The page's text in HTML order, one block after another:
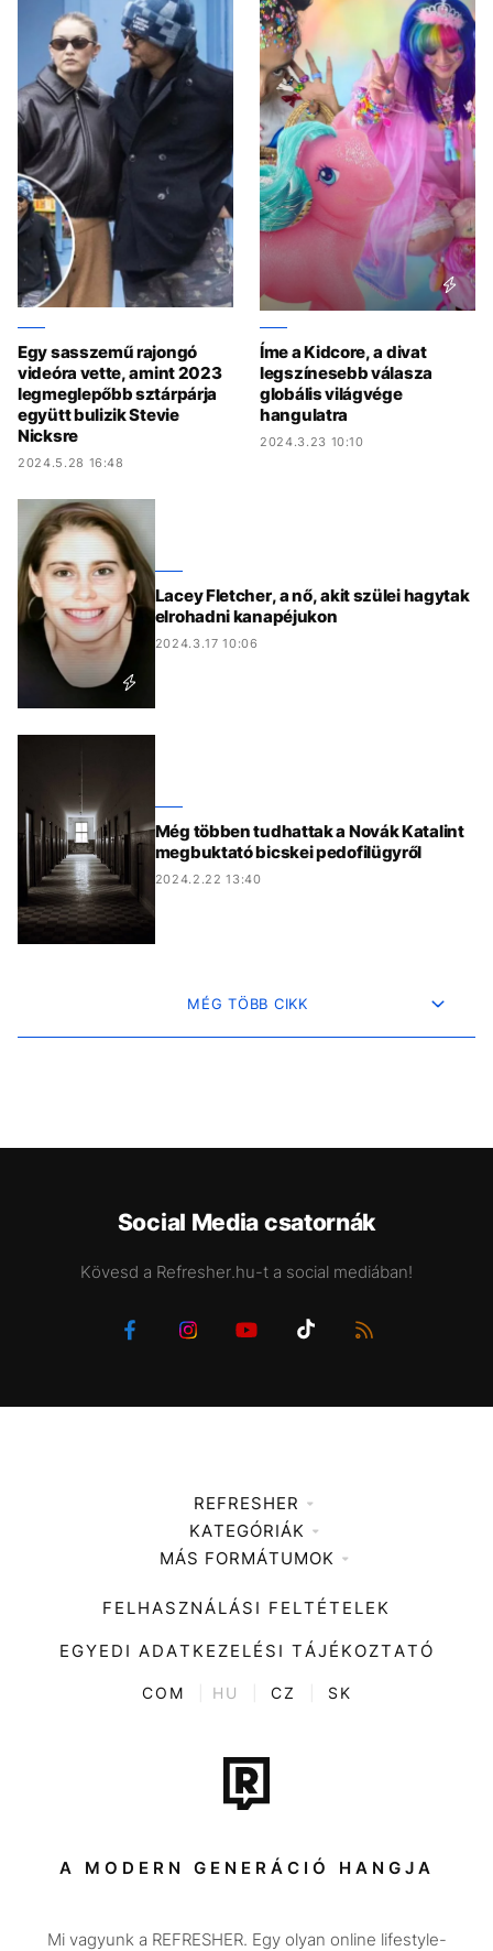
Egy sasszemű rajongó
videóra vette, amint 2023
legmeglepőbb sztárpárja
együtt bulizik Stevie
Nicksre
2024.5.28 16:48
Íme a Kidcore, a divat
legszínesebb válasza
globális világvége
hangulatra
2024.3.23 10:10
Lacey Fletcher, a nő, akit szülei hagytak
elrohadni kanapéjukon
2024.3.17 10:06
Még többen tudhattak a Novák Katalint
megbuktató bicskei pedofilügyről
2024.2.22 13:40
MÉG TÖBB CIKK
Social Media csatornák
Kövesd a Refresher.hu-t a social mediában!
REFRESHER
Médiaajánlat
KATEGÓRIÁK
Zene
Divat
Kultúra
ENTR
Tech-Tudomány
Sport
Társadalom
Utazás
MÁS FORMÁTUMOK
FELHASZNÁLÁSI FELTÉTELEK
EGYEDI ADATKEZELÉSI TÁJÉKOZTATÓ
COM HU CZ SK
A MODERN GENERÁCIÓ HANGJA
Mi vagyunk a REFRESHER. Egy olyan online lifestyle-